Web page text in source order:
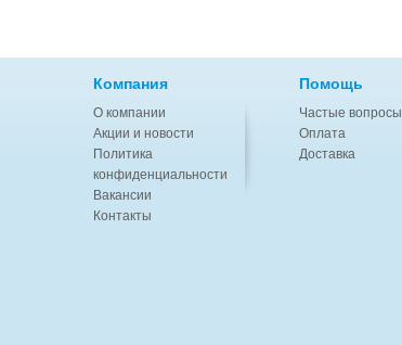
Компания
О компании
Акции и новости
Политика
конфиденциальности
Вакансии
Контакты
Помощь
Частые вопросы
Оплата
Доставка